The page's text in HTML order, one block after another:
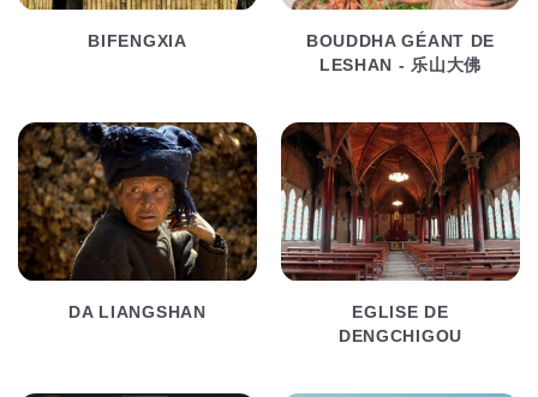
BIFENGXIA
BOUDDHA GÉANT DE
LESHAN - 乐山大佛
DA LIANGSHAN
EGLISE DE
DENGCHIGOU